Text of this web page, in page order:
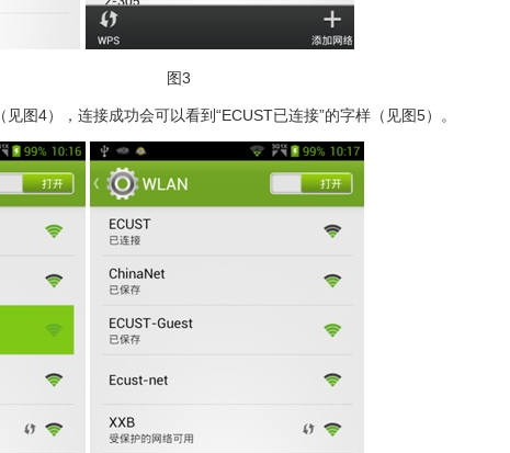
图3
见图4），连接成功会可以看到“ECUST已连接”的字样（见图5）。